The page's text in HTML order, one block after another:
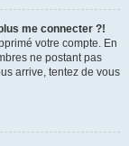
me connecter ?!
votre compte. En
ne postant pas
arrive, tentez de vous